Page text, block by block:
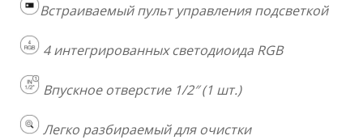
Встраиваемый пульт управления подсветкой
4 интегрированных светодиоида RGB
Впускное отверстие 1/2″ (1 шт.)
Легко разбираемый для очистки